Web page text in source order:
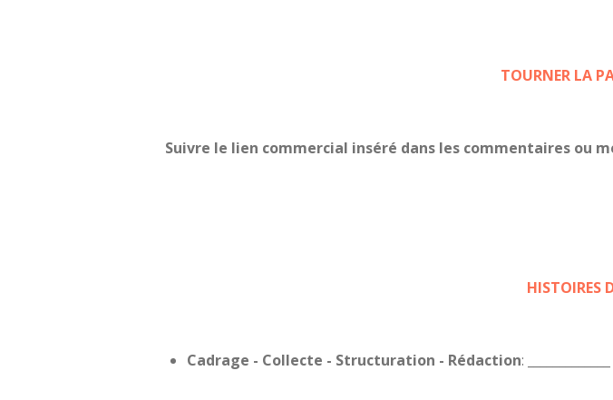
TOURNER LA
Suivre le lien commercial inséré dans les commentaires ou
HISTOIRES
Cadrage - Collecte - Structuration - Rédaction: